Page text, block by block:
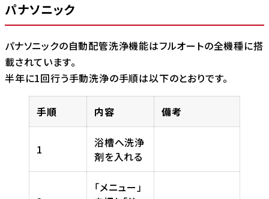
パナソニック
パナソニックの自動配管洗浄機能はフルオートの全機種に搭
載されています。
半年に1回行う手動洗浄の手順は以下のとおりです。
手順 内容 備考
1
浴槽へ洗浄
剤を入れる
「メニュー」